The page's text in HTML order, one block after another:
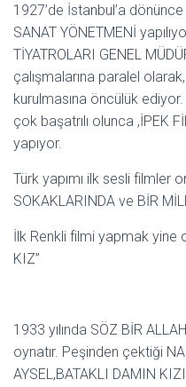
1927’de İstanbul’a
SANAT YÖNETMENİ
TİYATROLARI GENEL
çalışmalarına paralel
kurulmasına öncülük
çok başatrılı olunca ,İPEK
yapıyor.
Türk yapımı ilk sesli filmler
SOKAKLARINDA ve BİR
İlk Renkli filmi yapmak yine
KIZ’’
1933 yılında SÖZ BİR
oynatır. Peşinden çektiği
AYSEL,BATAKLI DAMIN